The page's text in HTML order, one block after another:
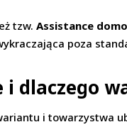
tzw.Assistance
poza
dlaczego
i towarzystwa